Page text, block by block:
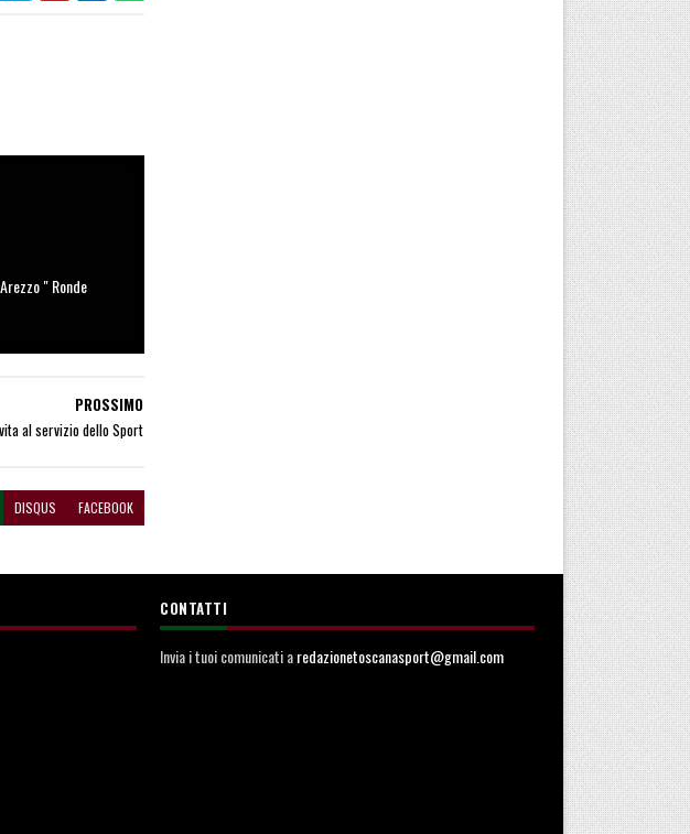
" Ronde
PROSSIMO
al servizio dello Sport
DISQUS FACEBOOK
CONTATTI
Invia i tuoi comunicati aredazionetoscanasport@gmail.com